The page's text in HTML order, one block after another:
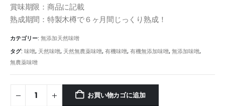
賞味期限：商品に記載
熟成期間：特製木樽で６ヶ月間じっくり熟成！
カテゴリー: 無添加天然味噌
タグ: 味噌, 天然味噌, 天然無農薬味噌, 有機味噌, 有機無添加味噌, 無添加味噌,
無農薬味噌
お買い物カゴに追加